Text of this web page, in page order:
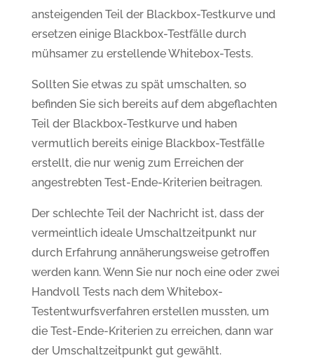
ansteigenden Teil der Blackbox-Testkurve und
ersetzen einige Blackbox-Testfälle durch
mühsamer zu erstellende Whitebox-Tests.
Sollten Sie etwas zu spät umschalten, so
befinden Sie sich bereits auf dem abgeflachten
Teil der Blackbox-Testkurve und haben
vermutlich bereits einige Blackbox-Testfälle
erstellt, die nur wenig zum Erreichen der
angestrebten Test-Ende-Kriterien beitragen.
Der schlechte Teil der Nachricht ist, dass der
vermeintlich ideale Umschaltzeitpunkt nur
durch Erfahrung annäherungsweise getroffen
werden kann. Wenn Sie nur noch eine oder zwei
Handvoll Tests nach dem Whitebox-
Testentwurfsverfahren erstellen mussten, um
die Test-Ende-Kriterien zu erreichen, dann war
der Umschaltzeitpunkt gut gewählt.